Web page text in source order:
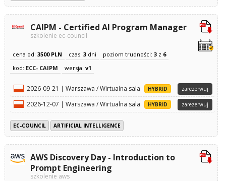
CAIPM - Certified AI Program Manager
szkolenie ec-council
cena od: 3500 PLN czas: 3dni poziom trudności: 3z 6
kod: ECC- CAIPM wersja: v1
2026-09-21 | Warszawa / Wirtualna sala HYBRID zarezerwuj
2026-12-07 | Warszawa / Wirtualna sala HYBRID zarezerwuj
EC-COUNCIL ARTIFICIAL INTELLIGENCE
AWS Discovery Day - Introduction to
Prompt Engineering
szkolenie aws